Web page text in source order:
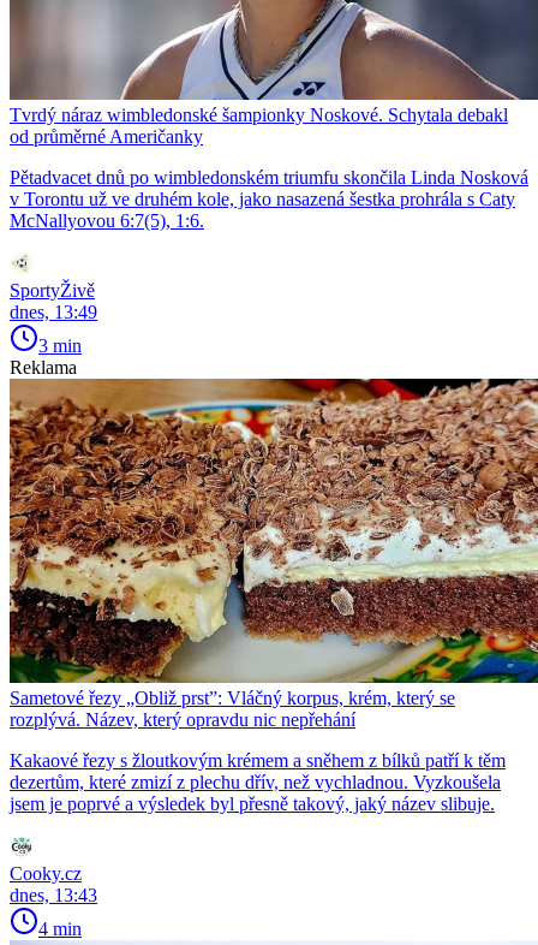
Tvrdý náraz wimbledonské šampionky Noskové. Schytala debakl
od průměrné Američanky
Pětadvacet dnů po wimbledonském triumfu skončila Linda Nosková
v Torontu už ve druhém kole, jako nasazená šestka prohrála s Caty
McNallyovou 6:7(5), 1:6.
SportyŽivě
dnes, 13:49
3 min
Reklama
Sametové řezy „Obliž prst”: Vláčný korpus, krém, který se
rozplývá. Název, který opravdu nic nepřehání
Kakaové řezy s žloutkovým krémem a sněhem z bílků patří k těm
dezertům, které zmizí z plechu dřív, než vychladnou. Vyzkoušela
jsem je poprvé a výsledek byl přesně takový, jaký název slibuje.
Cooky.cz
dnes, 13:43
4 min